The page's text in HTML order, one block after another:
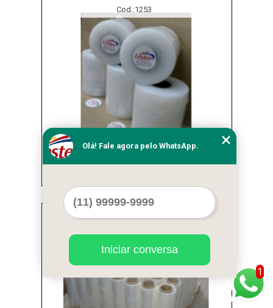
Cod.:1253
1
Olá! Fale agora pelo WhatsApp.
Iniciar conversa